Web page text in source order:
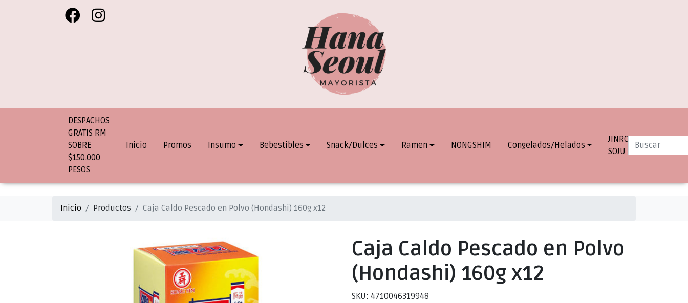
DESPACHOS
GRATIS RM
SOBRE
$150.000
PESOS
Inicio Promos Insumo Bebestibles Snack/Dulces Ramen NONGSHIM Congelados/Helados
JINRO
SOJU
INFO.
Inicio Productos Caja Caldo Pescado en Polvo (Hondashi) 160g x12
Caja Caldo Pescado en Polvo
(Hondashi) 160g x12
SKU: 4710046319948